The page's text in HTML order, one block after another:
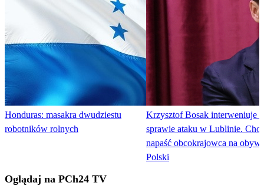
Honduras: masakra dwudziestu
robotników rolnych
Krzysztof Bosak interweniuje
sprawie ataku w Lublinie.
napaść obcokrajowca na
Polski
Oglądaj na PCh24 TV